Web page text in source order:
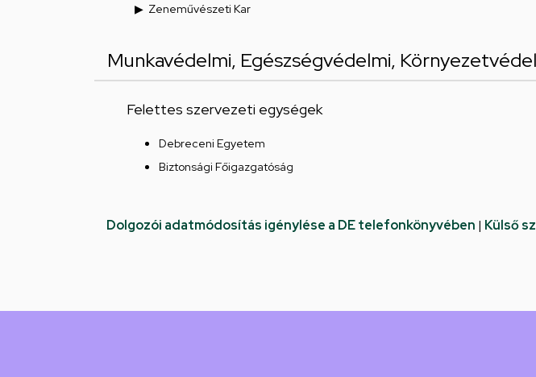
Zeneművészeti Kar
Munkavédelmi, Egészségvédelmi,
Felettes szervezeti egységek
Debreceni Egyetem
Biztonsági Főigazgatóság
Dolgozói adatmódosítás igénylése a DE telefonkönyvében | Külső